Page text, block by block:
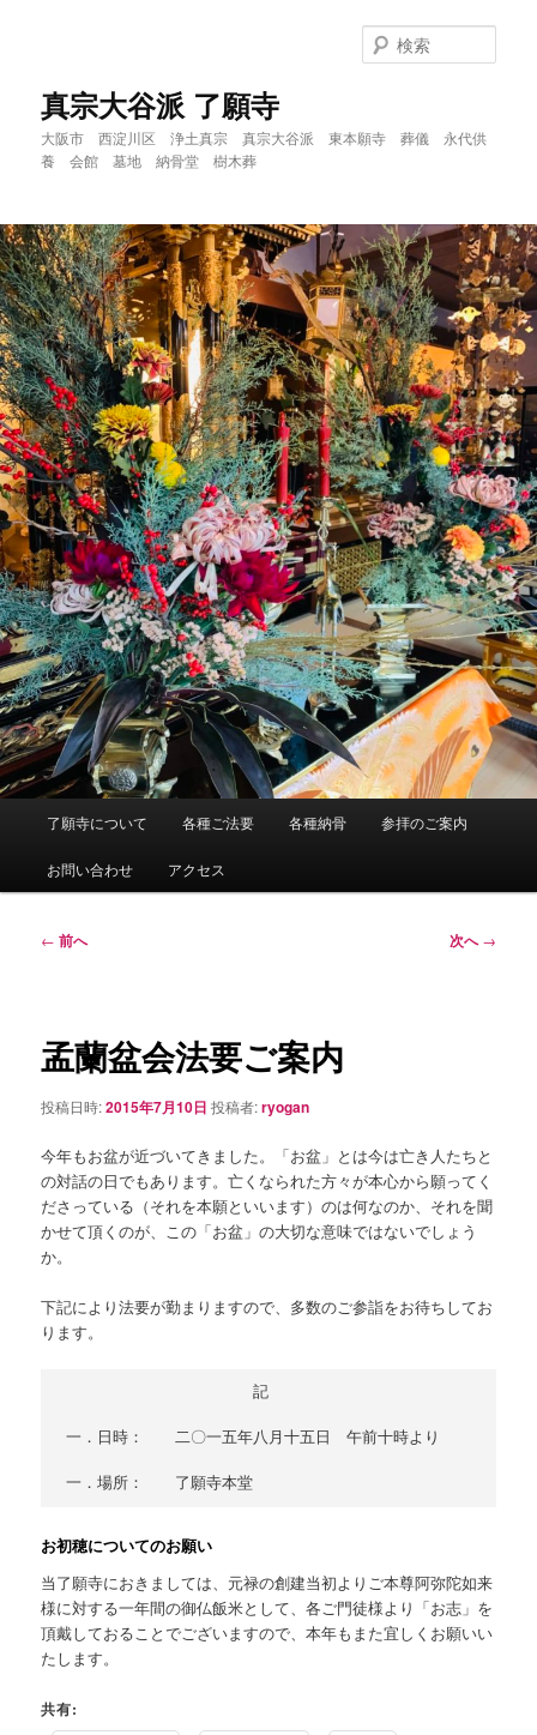
移
動
真宗大谷派 了願寺
大阪市 西淀川区 浄土真宗 真宗大谷派 東本願寺 葬儀 永代供
養 会館 墓地 納骨堂 樹木葬
索
了願寺について 各種ご法要 各種納骨 参拝のご案内
お問い合わせ アクセス
投
ゲ
ー
ョ
← 前へ 次へ→
孟蘭盆会法要ご案内
投稿日時:2015年7月10日 投稿者:ryogan
今年もお盆が近づいてきました。「お盆」とは今は亡き人たちと
の対話の日でもあります。亡くなられた方々が本心から願ってく
ださっている（それを本願といいます）のは何なのか、それを聞
かせて頂くのが、この「お盆」の大切な意味ではないでしょう
か。
下記により法要が勤まりますので、多数のご参詣をお待ちしてお
ります。
記
一．日時：　　二〇一五年八月十五日　午前十時より
お初穂についてのお願い
当了願寺におきましては、元禄の創建当初よりご本尊阿弥陀如来
様に対する一年間の御仏飯米として、各ご門徒様より「お志」を
頂戴しておることでございますので、本年もまた宜しくお願いい
たします。
共有: